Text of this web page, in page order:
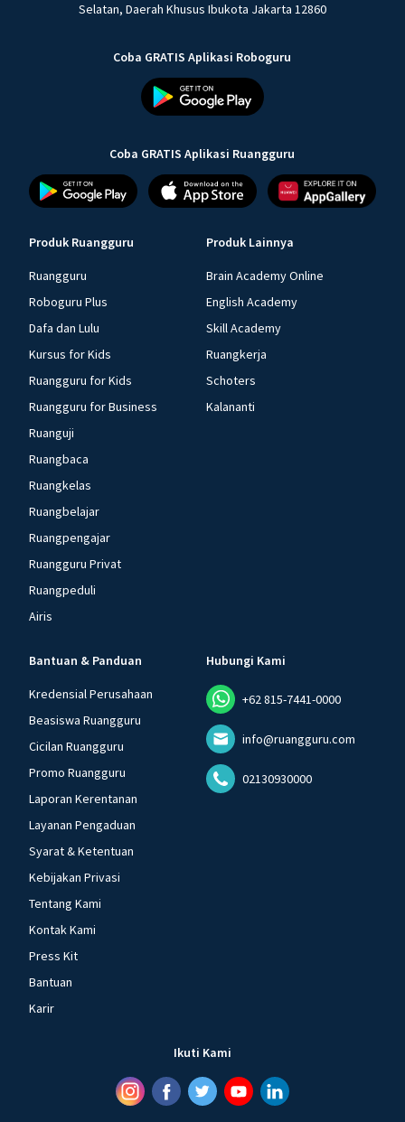
Selatan, Daerah Khusus Ibukota Jakarta 12860
Coba GRATIS Aplikasi Roboguru
Coba GRATIS Aplikasi Ruangguru
Produk Ruangguru
Ruangguru
Roboguru Plus
Dafa dan Lulu
Kursus for Kids
Ruangguru for Kids
Ruangguru for Business
Ruanguji
Ruangbaca
Ruangkelas
Ruangbelajar
Ruangpengajar
Ruangguru Privat
Ruangpeduli
Airis
Produk Lainnya
Brain Academy Online
English Academy
Skill Academy
Ruangkerja
Schoters
Kalananti
Bantuan & Panduan
Kredensial Perusahaan
Beasiswa Ruangguru
Cicilan Ruangguru
Promo Ruangguru
Laporan Kerentanan
Layanan Pengaduan
Syarat & Ketentuan
Kebijakan Privasi
Tentang Kami
Kontak Kami
Press Kit
Bantuan
Karir
Hubungi Kami
+62 815-7441-0000
info@ruangguru.com
02130930000
Ikuti Kami